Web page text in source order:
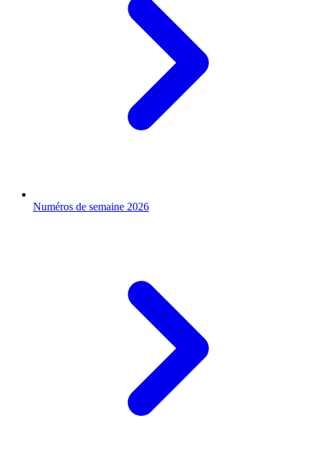
Numéros de semaine 2026